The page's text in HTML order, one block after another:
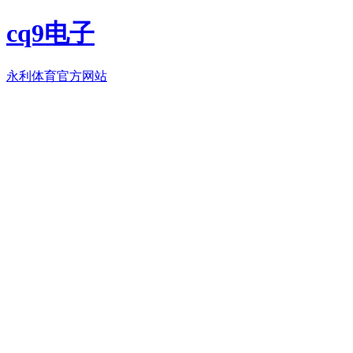
cq9电子
永利体育官方网站